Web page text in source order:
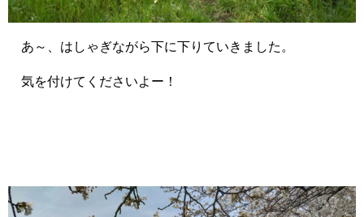
あ～、はしゃぎながら下に下りていきました。
気を付けてくださいよー！